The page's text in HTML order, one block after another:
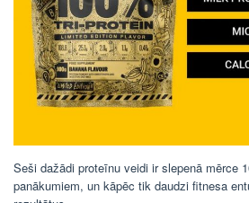
Seši dažādi proteīnu veidi ir slepenā mērce
panākumiem, un kāpēc tik daudzi fitnesa